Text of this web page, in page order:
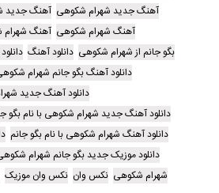
آهنگ جدید شهرام شکوهی آهنگ جدید
آهنگ شهرام شکوهی آهنگ شهرام
بگو جانم از شهرام شکوهی دانلود آهنگ
دانلود آهنگ بگو جانم شهرام
دانلود آهنگ جدید
دانلود آهنگ جدید شهرام شکوهی با نام بگو
دانلود آهنگ شهرام شکوهی با نام بگو جانم
دانلود موزیک جدید بگو جانم شهرام
شهرام شکوهی نکس وان نکس وان موزیک